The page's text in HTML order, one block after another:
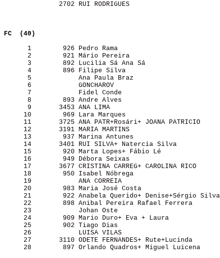
2702 RUI RODRIGUES
FC  (40)
1        926 Pedro Rama
2        921 Mário Pereira
3        892 Lucilia Sá Ana Sá
4        896 Filipe Silva
5            Ana Paula Braz
6            GONCHAROV
7            Fidel Conde
8        893 Andre Alves
9       3453 ANA LIMA
10        969 Lara Marques
11       3725 ANA PATR+Rosári+ JOANA PATRICIO
12       3191 MARIA MARTINS
13        937 Marina Antunes
14       3401 RUI SILVA+ Natercia Silva
15        920 Marta Lopes+ Fábio Lé
16        949 Débora Seixas
17       3677 CRISTINA CARREG+ CAROLINA RICO
18        950 Isabel Nóbrega
19            ANA CORREIA
20        983 Maria José Costa
21        922 Anabela Querido+ Denise+Sérgio
22        898 Anibal Pereira Rafael Ferrera
23            Johan Oste
24        909 Mario Duro+ Eva + Laura
25        902 Tiago Dias
26            LUISA VILAS
27       3110 ODETE FERNANDES+ Rute+Lucinda
28        897 Orlando Quadros+ Miguel Luicena